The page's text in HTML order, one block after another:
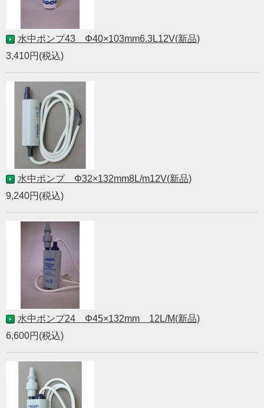
水中ポンプ43 Φ40×103mm6.3L12V(新品)
3,410円(税込)
水中ポンプ Φ32×132mm8L/m12V(新品)
9,240円(税込)
水中ポンプ24 Φ45×132mm 12L/M(新品)
6,600円(税込)